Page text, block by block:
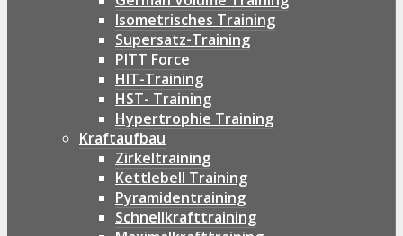
Isometrisches Training
Supersatz-Training
PITT Force
HIT-Training
HST- Training
Hypertrophie Training
Kraftaufbau
Zirkeltraining
Kettlebell Training
Pyramidentraining
Schnellkrafttraining